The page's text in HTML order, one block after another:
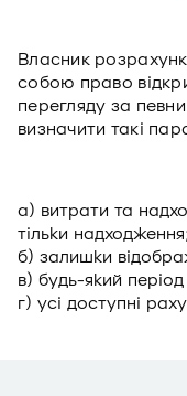
Власник
собою право
перегляду за
визначити такі
a) витрати та
тільки
б) залишки
в) будь-який
г) усі доступні